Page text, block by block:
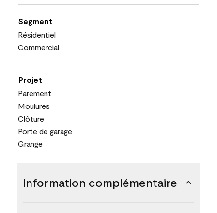
Segment
Résidentiel
Commercial
Projet
Parement
Moulures
Clôture
Porte de garage
Grange
Information complémentaire